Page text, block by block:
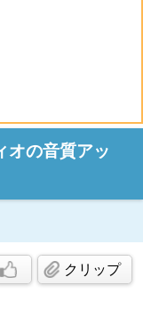
の音質アッ
クリップ